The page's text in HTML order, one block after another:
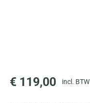
€ 119,00 incl. BTW